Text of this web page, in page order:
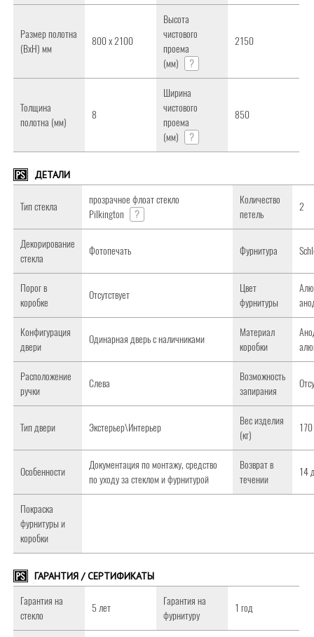
Размер полотна
(ВxH) мм
800 x 2100
Высота
чистового
проема
(мм)
?
2150
Толщина
полотна (мм)
8
Ширина
чистового
проема
(мм)
?
850
ДЕТАЛИ
Тип стекла
прозрачное флоат стекло
Pilkington
?
Количество
петель
2
Декорирование
стекла
Фотопечать Фурнитура
Порог в
коробке
Отсутствует
Цвет
фурнитуры
Конфигурация
двери
Одинарная дверь с наличниками
Материал
коробки
Расположение
ручки
Слева
Возможность
запирания
Тип двери Экстерьер\Интерьер
Вес изделия
(кг)
170
Особенности
Документация по монтажу, средство
по уходу за стеклом и фурнитурой
Возврат в
течении
14
Покраска
фурнитуры и
коробки
ГАРАНТИЯ / СЕРТИФИКАТЫ
Гарантия на
стекло
5 лет
Гарантия на
фурнитуру
1 год